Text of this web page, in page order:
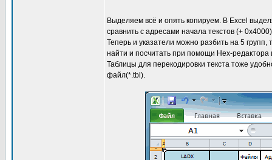
Выделяем всё и опять копируем. В Excel
сравнить с адресами начала текстов (+
Теперь и указатели можно разбить на 5
найти и посчитать при помощи Hex-редактора
Таблицы для перекодировки текста тоже
файл(*.tbl).